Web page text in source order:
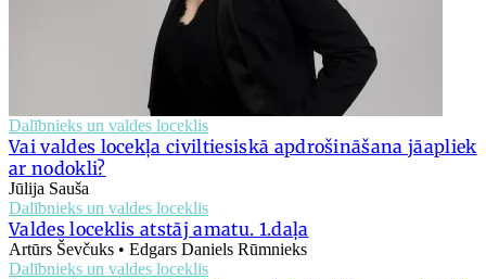
Dalībnieks un valdes loceklis
Vai valdes locekļa civiltiesiskā apdrošināšana jāapliek
ar nodokli?
Jūlija Sauša
Dalībnieks un valdes loceklis
Valdes loceklis atstāj amatu. 1.daļa
Artūrs Ševčuks • Edgars Daniels Rūmnieks
Dalībnieks un valdes loceklis